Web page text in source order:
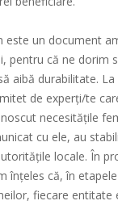
este un document
pentru că ne dorim
aibă durabilitate. La
de experți/te
necesitățile
cu ele, au
locale. În
înțeles că, în
fiecare entitate